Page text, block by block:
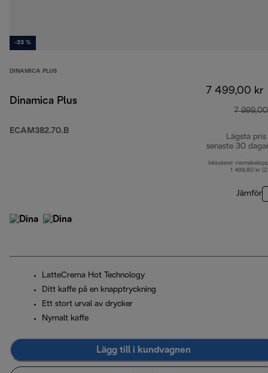
-33 %
DINAMICA PLUS
Dinamica Plus
ECAM382.70.B
7 499,00 kr
7
Lägsta pris
senaste 30
Inkluderat
1 499,80 kr
Jämför
LatteCrema Hot Technology
Ditt kaffe på en knapptryckning
Ett stort urval av drycker
Nymalt kaffe
Lägg till i kundvagnen